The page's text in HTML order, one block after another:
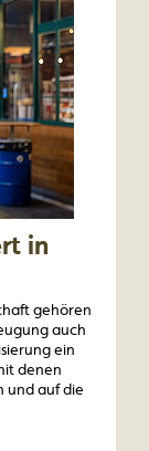
in
gehören
auch
ein
denen
und auf die